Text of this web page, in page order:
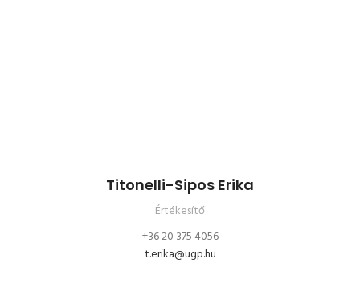
Titonelli-Sipos Erika
Értékesítő
+36 20 375 4056
t.erika@ugp.hu